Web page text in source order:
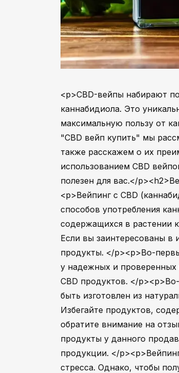
<p>CBD-вейпы набирают
каннабидиола. Это
максимальную пользу от
"CBD вейп купить" мы
также расскажем о их
использованием CBD
полезен для вас.</
<p>Вейпинг с CBD
способов употребления
содержащихся в растении
Если вы заинтересованы в
продукты. </p><p>Во-
у надежных и проверенных
CBD продуктов. </
быть изготовлен из
Избегайте продуктов,
обратите внимание на
продукты у данного
продукции. </
стресса. Однако, чтобы